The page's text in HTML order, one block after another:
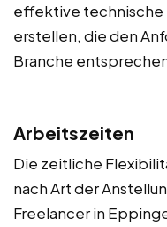
effektive technische
erstellen, die den
Branche
Arbeitszeiten
Die zeitliche
nach Art der
Freelancer in